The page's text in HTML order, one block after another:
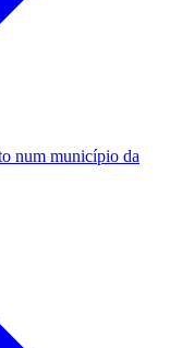
num município da